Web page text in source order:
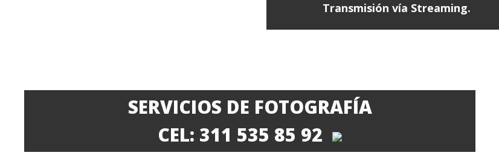
Transmisión vía Streaming.
SERVICIOS DE FOTOGRAFÍA
CEL: 311 535 85 92